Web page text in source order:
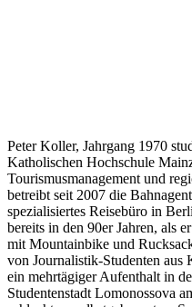
Peter Koller, Jahrgang 1970
Katholischen Hochschule
Tourismusmanagement und
betreibt seit 2007 die
spezialisiertes Reisebüro in
bereits in den 90er Jahren, als
mit Mountainbike und
von Journalistik-Studenten
ein mehrtägiger Aufenthalt in
Studentenstadt Lomonossova